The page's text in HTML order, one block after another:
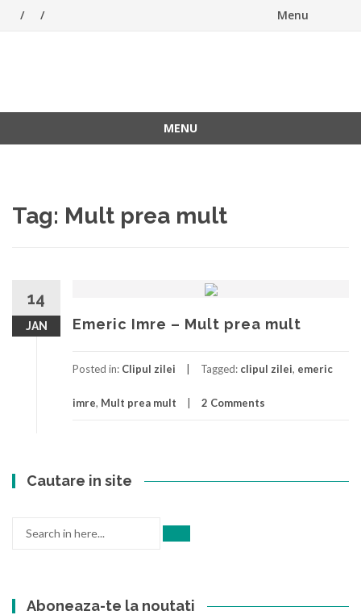
Menu
MENU
Tag: Mult prea mult
14
JAN Emeric Imre – Mult prea mult
Posted in: Clipul zilei Tagged: clipul zilei, emeric
imre, Mult prea mult 2 Comments
Cautare in site
Aboneaza-te la noutati